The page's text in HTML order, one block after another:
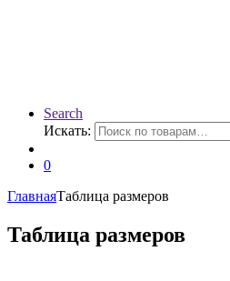
Search
Искать:
0
ГлавнаяТаблица размеров
Таблица размеров